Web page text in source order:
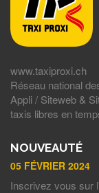
www.taxiproxi.ch
Réseau national
Appli / Siteweb &
taxis libres en
NOUVEAUTÉ
05 FÉVRIER 2024
Inscrivez vous sur